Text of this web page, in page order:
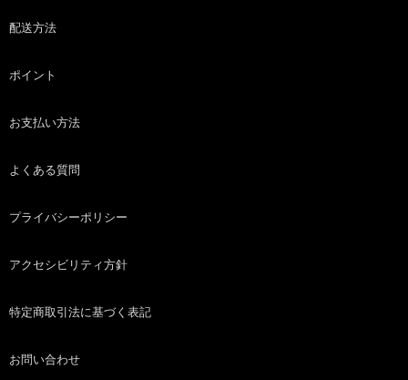
配送方法
ポイント
お支払い方法
よくある質問
プライバシーポリシー
アクセシビリティ方針
特定商取引法に基づく表記
お問い合わせ